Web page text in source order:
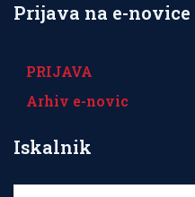
Prijava na e-novice
PRIJAVA
Arhiv e-novic
Iskalnik